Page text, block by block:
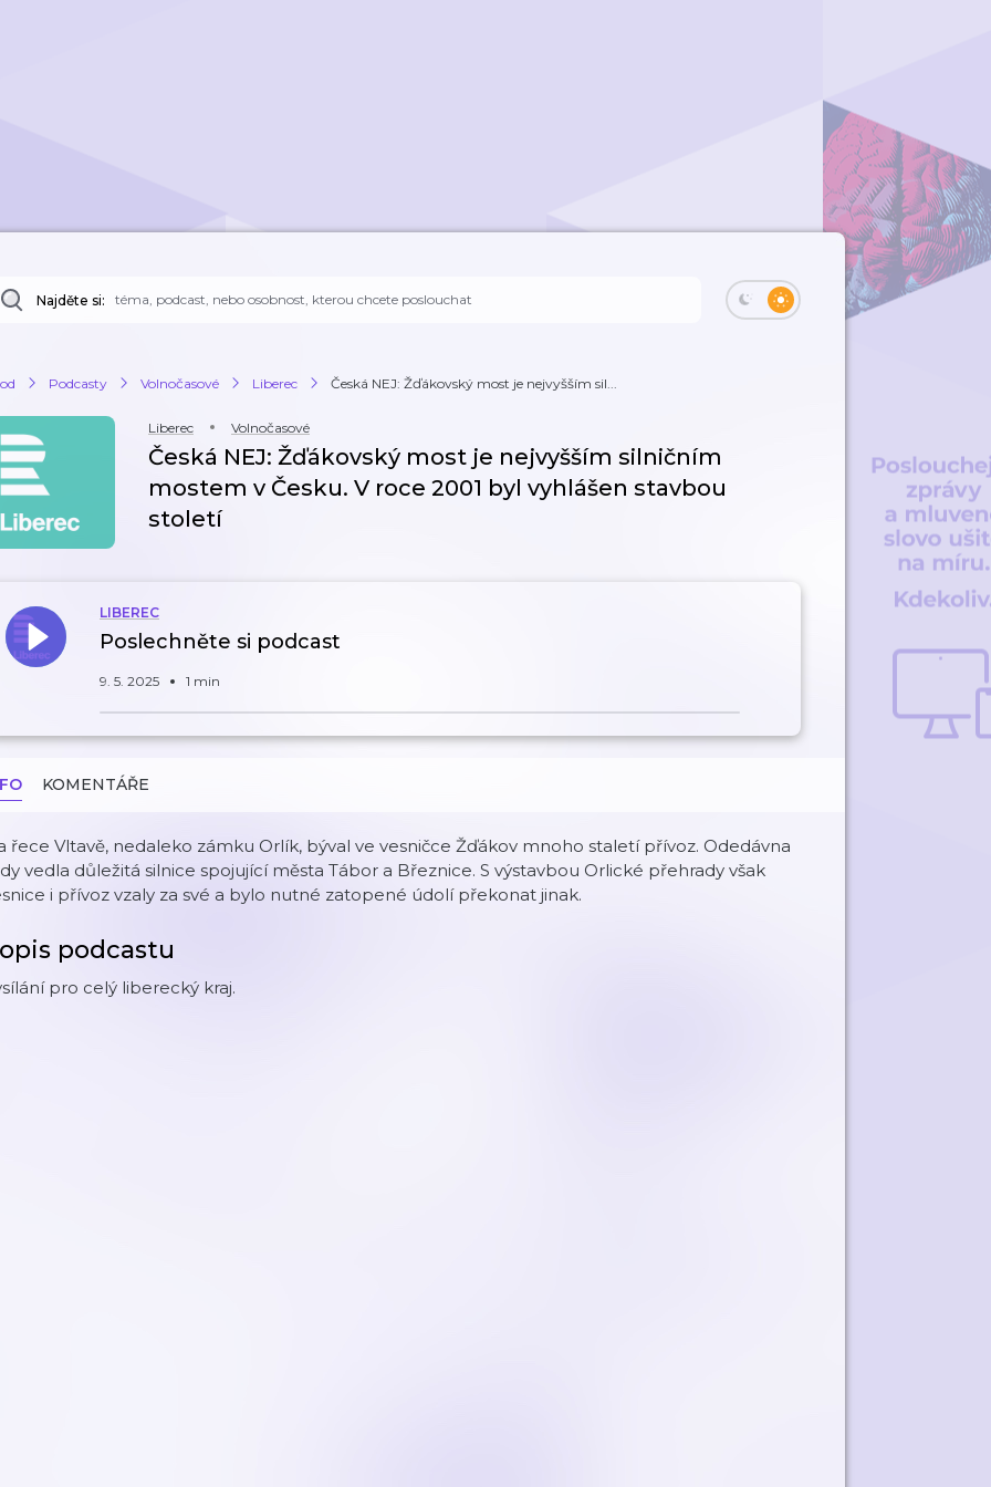
Najděte si:
Podcasty Volnočasové Liberec Česká NEJ: Žďákovský most je nejvyšším sil...
Liberec Volnočasové
Česká NEJ: Žďákovský most je nejvyšším silničním
mostem v Česku. V roce 2001 byl vyhlášen stavbou
století
LIBEREC
Poslechněte si podcast
9. 5. 2025 1 min
KOMENTÁŘE
řece Vltavě, nedaleko zámku Orlík, býval ve vesničce Žďákov mnoho staletí přívoz. Odedávna
vedla důležitá silnice spojující města Tábor a Březnice. S výstavbou Orlické přehrady však
i přívoz vzaly za své a bylo nutné zatopené údolí překonat jinak.
podcastu
pro celý liberecký kraj.